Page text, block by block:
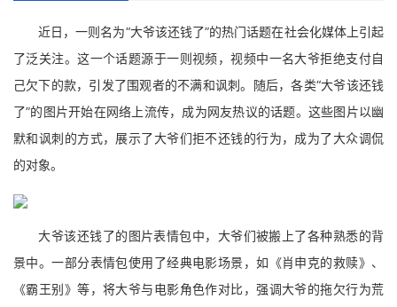
近日，一则名为“大爷该还钱了”的热门话题在社会化媒体上引起
了泛关注。这一个话题源于一则视频，视频中一名大爷拒绝支付自
己欠下的款，引发了围观者的不满和讽刺。随后，各类“大爷该还钱
了”的图片开始在网络上流传，成为网友热议的话题。这些图片以幽
默和讽刺的方式，展示了大爷们拒不还钱的行为，成为了大众调侃
的对象。
大爷该还钱了的图片表情包中，大爷们被搬上了各种熟悉的背
景中。一部分表情包使用了经典电影场景，如《肖申克的救赎》、
《霸王别》等，将大爷与电影角色作对比，强调大爷的拖欠行为荒